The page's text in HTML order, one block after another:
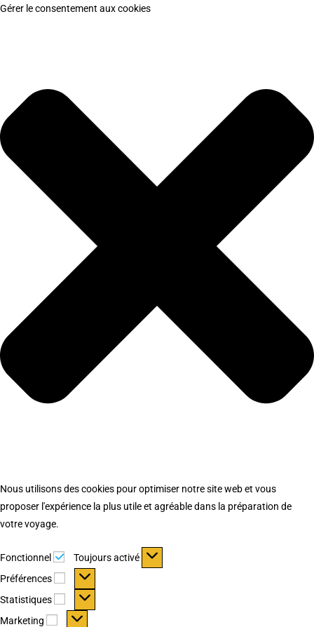
Gérer le consentement aux cookies
Nous utilisons des cookies pour optimiser notre site web et vous
proposer l'expérience la plus utile et agréable dans la préparation de
votre voyage.
Fonctionnel Fonctionnel
Toujours activé
Préférences
Préférences
Statistiques Statistiques
Marketing Marketing